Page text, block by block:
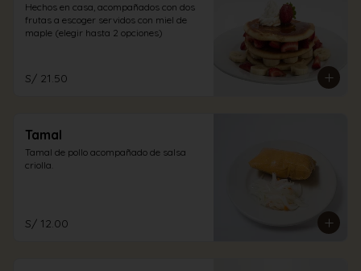
Hechos en casa, acompañados con dos
frutas a escoger servidos con miel de
maple (elegir hasta 2 opciones)
S/ 21.50
Tamal
Tamal de pollo acompañado de salsa
criolla.
S/ 12.00